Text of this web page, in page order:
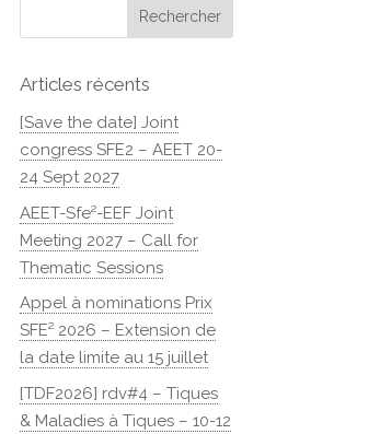
Articles récents
[Save the date] Joint
congress SFE2 – AEET 20-
24 Sept 2027
AEET-Sfe²-EEF Joint
Meeting 2027 – Call for
Thematic Sessions
Appel à nominations Prix
SFE² 2026 – Extension de
la date limite au 15 juillet
[TDF2026] rdv#4 – Tiques
& Maladies à Tiques – 10-12